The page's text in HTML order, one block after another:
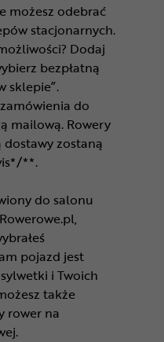
możesz odebrać
stacjonarnych.
Dodaj
bezpłatną
sklepie”.
do
mailową. Rowery
zostaną
**.
do salonu
pojazd jest
i Twoich
także
rower na